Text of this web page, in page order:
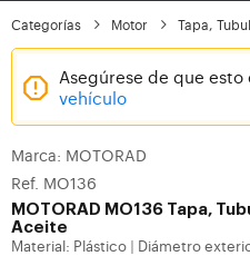
Categorías Motor
Asegúrese de que esto
vehículo
Marca: MOTORAD
Ref. MO136
MOTORAD MO136 Tapa,
Aceite
Material: Plástico Diámetro